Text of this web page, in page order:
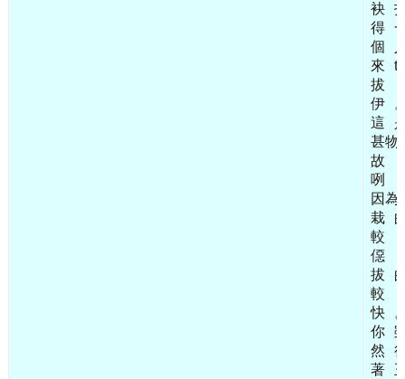
袂
得
個
來
拔
伊
這
甚物
故
咧
因為
栽
較
僫
拔
較
快
你
然
著